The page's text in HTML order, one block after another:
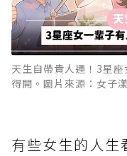
天生自帶貴人運！3星
得開。圖片來源：女子
有些女生的人生